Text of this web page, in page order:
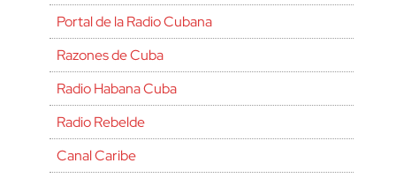
Portal de la Radio Cubana
Razones de Cuba
Radio Habana Cuba
Radio Rebelde
Canal Caribe